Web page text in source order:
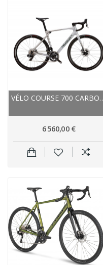
VÉLO COURSE 700
6 560,00 €